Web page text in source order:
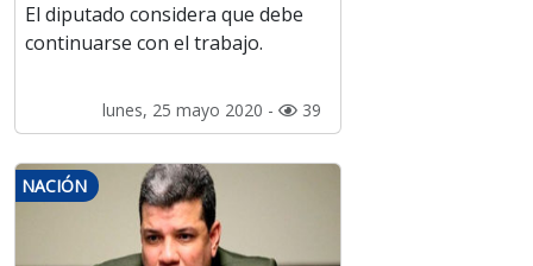
El diputado considera que debe
continuarse con el trabajo.
lunes, 25 mayo 2020 - 39
NACIÓN